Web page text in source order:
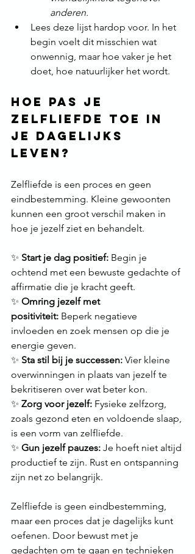
anderen.
Lees deze lijst hardop voor. In het
begin voelt dit misschien wat
onwennig, maar hoe vaker je het
doet, hoe natuurlijker het wordt.
Hoe pas je
zelfliefde toe in
je dagelijks
leven?
Zelfliefde is een proces en geen
eindbestemming. Kleine gewoonten
kunnen een groot verschil maken in
hoe je jezelf ziet en behandelt.
✨ Start je dag positief: Begin je
ochtend met een bewuste gedachte of
affirmatie die je kracht geeft.
✨ Omring jezelf met
positiviteit: Beperk negatieve
invloeden en zoek mensen op die je
energie geven.
✨ Sta stil bij je successen: Vier kleine
overwinningen in plaats van jezelf te
bekritiseren over wat beter kon.
✨ Zorg voor jezelf: Fysieke zelfzorg,
zoals gezond eten en voldoende slaap,
is een vorm van zelfliefde.
✨ Gun jezelf pauzes: Je hoeft niet altijd
productief te zijn. Rust en ontspanning
zijn net zo belangrijk.
Zelfliefde is geen eindbestemming,
maar een proces dat je dagelijks kunt
oefenen. Door bewust met je
gedachten om te gaan en technieken